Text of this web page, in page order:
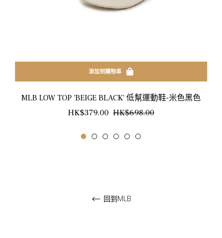
添加到購物車
MLB LOW TOP 'BEIGE BLACK' 低幫運動鞋-米色黑色
正
HK$379.00 HK$698.00銷
回到MLB